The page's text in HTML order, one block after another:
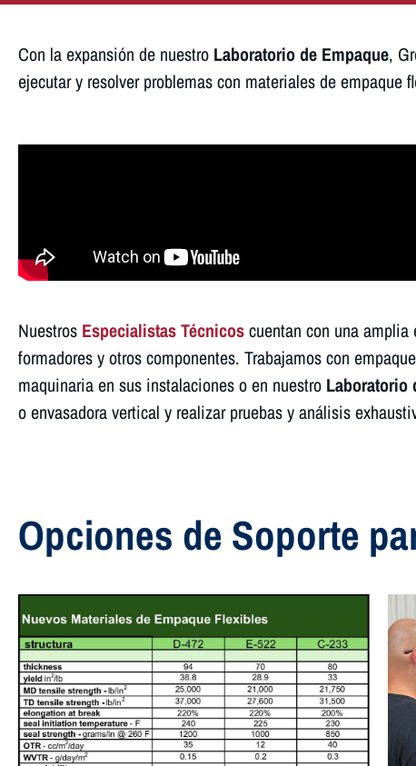
Con la expansión de nuestro Laboratorio de Empaque,
ejecutar y resolver problemas con materiales de
Nuestros Especialistas Técnicoscuentan con una
formadores y otros componentes. Trabajamos con
maquinaria en sus instalaciones o en nuestro Laboratorio
o envasadora vertical y realizar pruebas y análisis
Opciones de Soporte